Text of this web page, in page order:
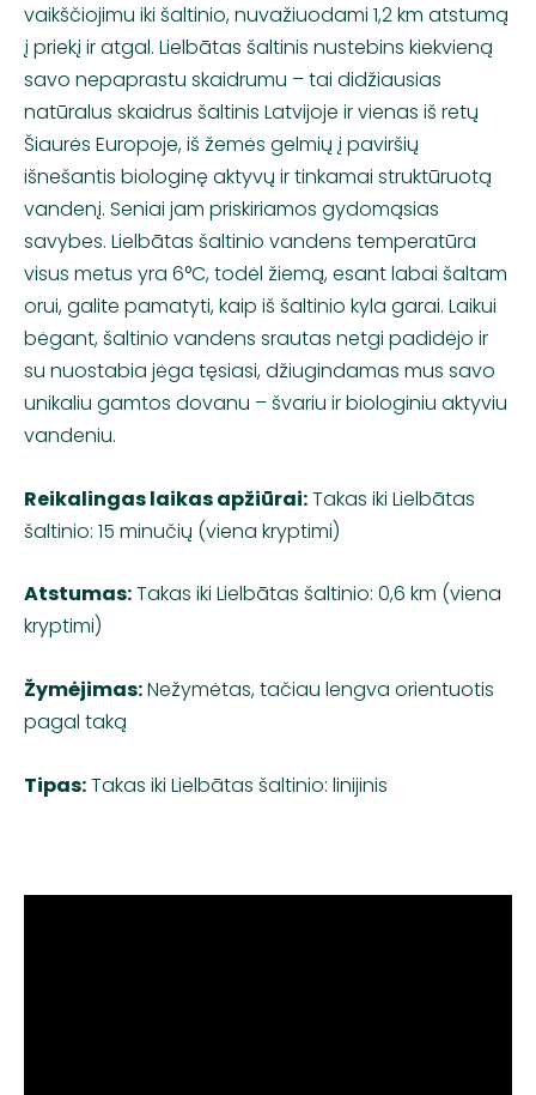
vaikščiojimu iki šaltinio, nuvažiuodami 1,2 km atstumą
į priekį ir atgal. Lielbātas šaltinis nustebins kiekvieną
savo nepaprastu skaidrumu – tai didžiausias
natūralus skaidrus šaltinis Latvijoje ir vienas iš retų
Šiaurės Europoje, iš žemės gelmių į paviršių
išnešantis biologinę aktyvų ir tinkamai struktūruotą
vandenį. Seniai jam priskiriamos gydomąsias
savybes. Lielbātas šaltinio vandens temperatūra
visus metus yra 6°C, todėl žiemą, esant labai šaltam
orui, galite pamatyti, kaip iš šaltinio kyla garai. Laikui
bėgant, šaltinio vandens srautas netgi padidėjo ir
su nuostabia jėga tęsiasi, džiugindamas mus savo
unikaliu gamtos dovanu – švariu ir biologiniu aktyviu
vandeniu.
Reikalingas laikas apžiūrai:Takas iki Lielbātas
šaltinio: 15 minučių (viena kryptimi)
Atstumas:Takas iki Lielbātas šaltinio: 0,6 km (viena
kryptimi)
Žymėjimas:Nežymėtas, tačiau lengva orientuotis
pagal taką
Tipas:Takas iki Lielbātas šaltinio: linijinis